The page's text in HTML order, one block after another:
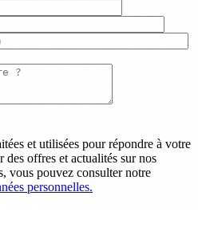
et utilisées pour répondre à votre
offres et actualités sur nos
vous pouvez consulter notre
personnelles.